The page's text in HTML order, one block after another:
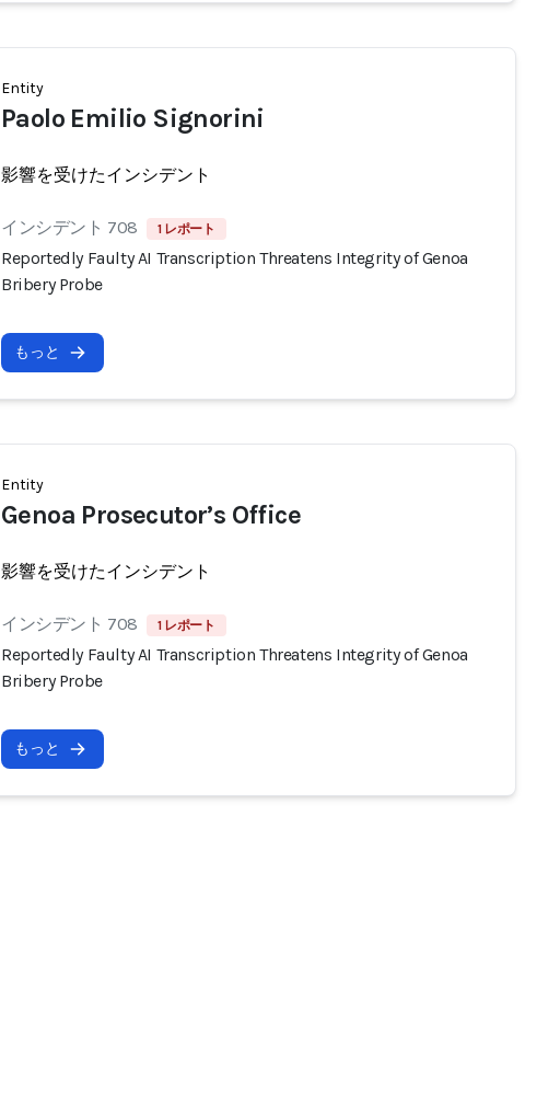
Entity
Paolo Emilio Signorini
影響を受けたインシデント
インシデント 708 1 レポート
Reportedly Faulty AI Transcription Threatens Integrity of Genoa
Bribery Probe
もっと
Entity
Genoa Prosecutor’s Office
影響を受けたインシデント
インシデント 708 1 レポート
Reportedly Faulty AI Transcription Threatens Integrity of Genoa
Bribery Probe
もっと